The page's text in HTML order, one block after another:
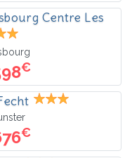
Centre Les
€
€